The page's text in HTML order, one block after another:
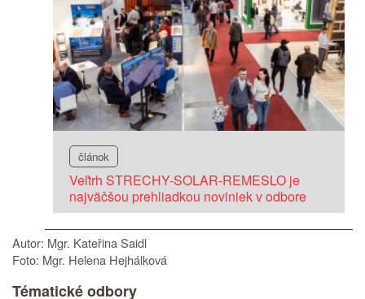
článok
Veľtrh STRECHY-SOLAR-REMESLO je
najväčšou prehliadkou noviniek v odbore
Autor: Mgr. Kateřina Saidl
Foto: Mgr. Helena Hejhálková
Tématické odbory